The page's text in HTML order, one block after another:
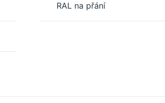
RAL na přání